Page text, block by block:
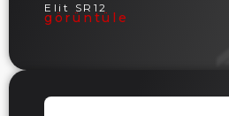
Elit SR12
görüntüle